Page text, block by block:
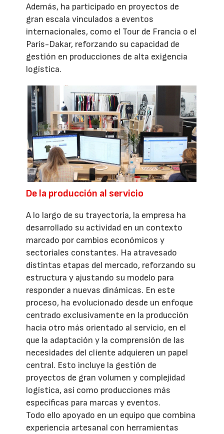
Además, ha participado en proyectos de
gran escala vinculados a eventos
internacionales, como el Tour de Francia o el
París-Dakar, reforzando su capacidad de
gestión en producciones de alta exigencia
logística.
De la producción al servicio
A lo largo de su trayectoria, la empresa ha
desarrollado su actividad en un contexto
marcado por cambios económicos y
sectoriales constantes. Ha atravesado
distintas etapas del mercado, reforzando su
estructura y ajustando su modelo para
responder a nuevas dinámicas. En este
proceso, ha evolucionado desde un enfoque
centrado exclusivamente en la producción
hacia otro más orientado al servicio, en el
que la adaptación y la comprensión de las
necesidades del cliente adquieren un papel
central. Esto incluye la gestión de
proyectos de gran volumen y complejidad
logística, así como producciones más
específicas para marcas y eventos.
Todo ello apoyado en un equipo que combina
experiencia artesanal con herramientas